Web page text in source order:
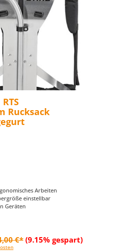
Rucksack
Arbeiten
einstellbar
Geräten
€*(9.15% gespart)